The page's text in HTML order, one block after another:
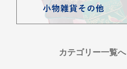
カテゴリー一覧へ